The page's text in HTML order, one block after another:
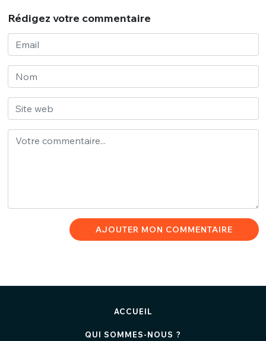
Rédigez votre commentaire
AJOUTER MON COMMENTAIRE
ACCUEIL
QUI SOMMES-NOUS ?